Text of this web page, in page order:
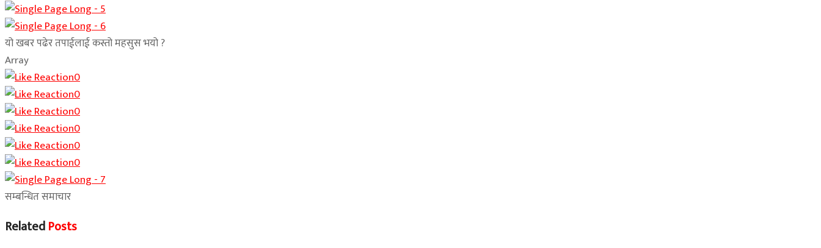
यो खबर पढेर तपाईलाई कस्तो महसुस भयो ?
Array
0
0
0
0
0
0
सम्बन्धित समाचार
RelatedPosts